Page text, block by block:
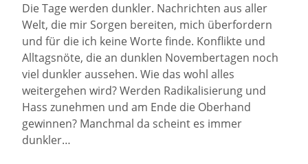
Die Tage werden dunkler. Nachrichten aus aller
Welt, die mir Sorgen bereiten, mich überfordern
und für die ich keine Worte finde. Konflikte und
Alltagsnöte, die an dunklen Novembertagen noch
viel dunkler aussehen. Wie das wohl alles
weitergehen wird? Werden Radikalisierung und
Hass zunehmen und am Ende die Oberhand
gewinnen? Manchmal da scheint es immer
dunkler…